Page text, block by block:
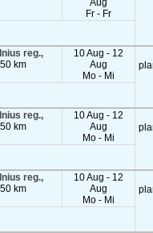
Aug
Fr - Fr
reg.,
km
10 Aug - 12
Aug
Mo - Mi
reg.,
km
10 Aug - 12
Aug
Mo - Mi
reg.,
km
10 Aug - 12
Aug
Mo - Mi